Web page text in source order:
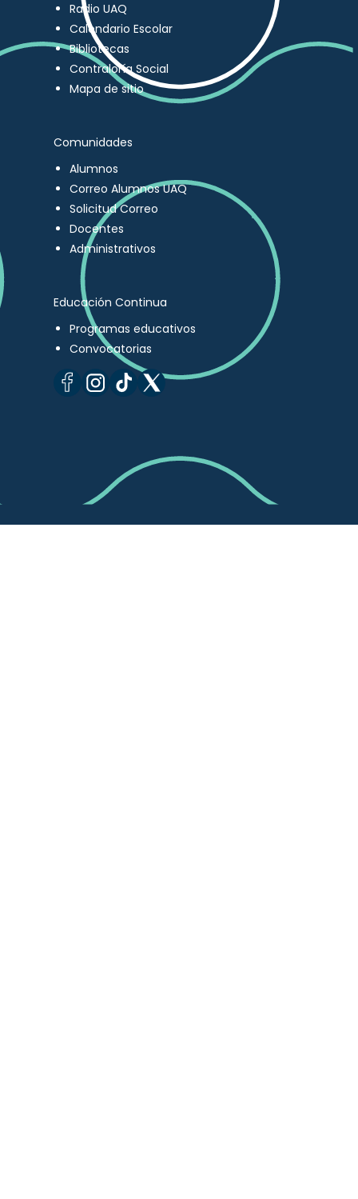
Radio UAQ
Calendario Escolar
Bibliotecas
Contraloría Social
Mapa de sitio
Comunidades
Alumnos
Correo Alumnos UAQ
Solicitud Correo
Docentes
Administrativos
Educación Continua
Programas educativos
Convocatorias